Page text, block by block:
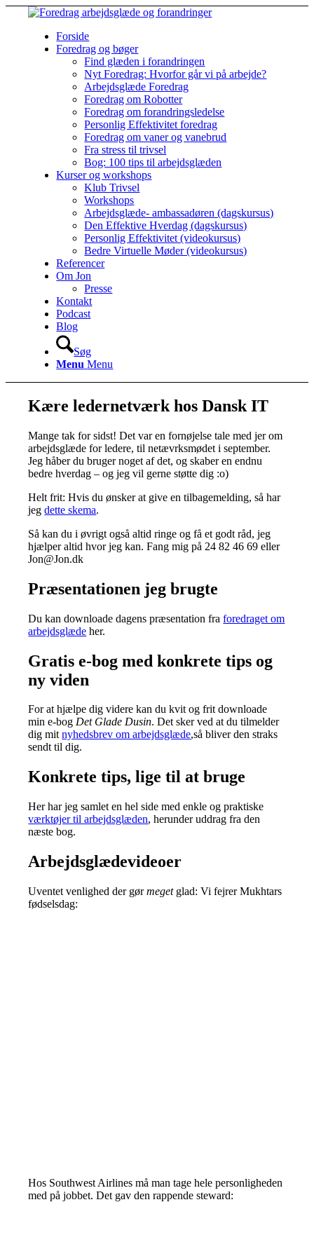
Forside
Foredrag og bøger
Find glæden i forandringen
Nyt Foredrag: Hvorfor går vi på arbejde?
Arbejdsglæde Foredrag
Foredrag om Robotter
Foredrag om forandringsledelse
Personlig Effektivitet foredrag
Foredrag om vaner og vanebrud
Fra stress til trivsel
Bog: 100 tips til arbejdsglæden
Kurser og workshops
Klub Trivsel
Workshops
Arbejdsglæde- ambassadøren (dagskursus)
Den Effektive Hverdag (dagskursus)
Personlig Effektivitet (videokursus)
Bedre Virtuelle Møder (videokursus)
Referencer
Om Jon
Presse
Kontakt
Podcast
Blog
Søg
Menu Menu
Kære ledernetværk hos Dansk IT
Mange tak for sidst! Det var en fornøjelse tale med jer om
arbejdsglæde for ledere, til netævrksmødet i september.
Jeg håber du bruger noget af det, og skaber en endnu
bedre hverdag – og jeg vil gerne støtte dig :o)
Helt frit: Hvis du ønsker at give en tilbagemelding, så har
jegdette skema.
Så kan du i øvrigt også altid ringe og få et godt råd, jeg
hjælper altid hvor jeg kan. Fang mig på 24 82 46 69 eller
Jon@Jon.dk
Præsentationen jeg brugte
Du kan downloade dagens præsentation fraforedraget om
arbejdsglæde her.
Gratis e-bog med konkrete tips og
ny viden
For at hjælpe dig videre kan du kvit og frit downloade
min e-bogDet Glade Dusin. Det sker ved at du tilmelder
dig mitnyhedsbrev om arbejdsglæde,så bliver den straks
sendt til dig.
Konkrete tips, lige til at bruge
Her har jeg samlet en hel side med enkle og praktiske
værktøjer til arbejdsglæden, herunder uddrag fra den
næste bog.
Arbejdsglædevideoer
Uventet venlighed der gørmegetglad: Vi fejrer Mukhtars
fødselsdag:
Hos Southwest Airlines må man tage hele personligheden
med på jobbet. Det gav den rappende steward: